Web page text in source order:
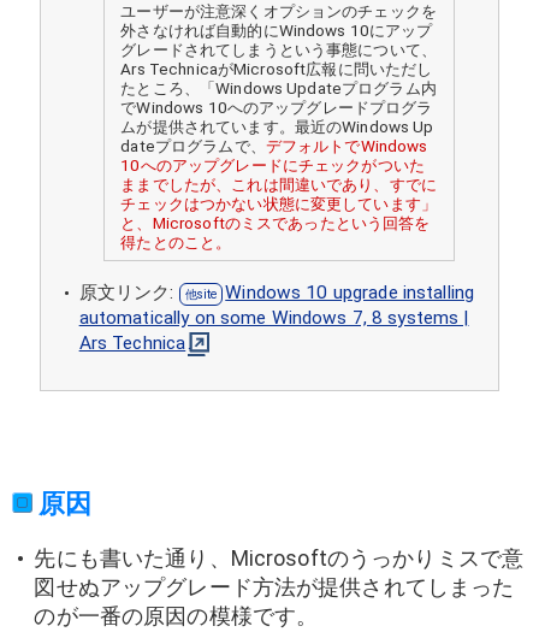
ユーザーが注意深くオプションのチェックを
外さなければ自動的にWindows 10にアップ
グレードされてしまうという事態について、
Ars TechnicaがMicrosoft広報に問いただし
たところ、「Windows Updateプログラム内
でWindows 10へのアップグレードプログラ
ムが提供されています。最近のWindows Up
dateプログラムで、 デフォルトでWindows
10へのアップグレードにチェックがついた
ままでしたが、これは間違いであり、すでに
チェックはつかない状態に変更しています」
と、Microsoftのミスであったという回答を
得たとのこと。
原文リンク:
Windows 10 upgrade installing
automatically on some Windows 7, 8 systems |
Ars Technica
原因
先にも書いた通り、Microsoftのうっかりミスで意
図せぬアップグレード方法が提供されてしまった
のが一番の原因の模様です。